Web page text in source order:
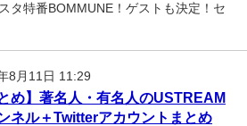
タ特番BOMMUNE！ゲストも決定！セ
8月11日 11:29
とめ】著名人・有名人のUSTREAM
ネル＋Twitterアカウントまとめ